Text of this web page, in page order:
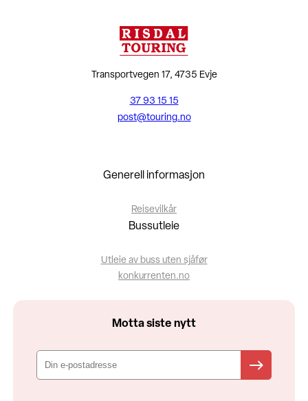
Transportvegen 17, 4735 Evje
37 93 15 15
post@touring.no
Generell informasjon
Reisevilkår
Bussutleie
Utleie av buss uten sjåfør
konkurrenten.no
Motta siste nytt